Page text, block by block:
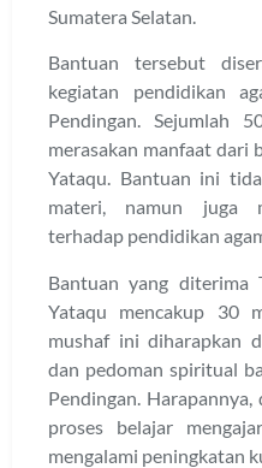
Sumatera Selatan.
Bantuan tersebut
kegiatan pendidikan
Pendingan. Sejumlah
merasakan manfaat dari
Yataqu. Bantuan ini
materi, namun juga
terhadap pendidikan
Bantuan yang diterima
Yataqu mencakup 30
mushaf ini diharapkan
dan pedoman spiritual
Pendingan. Harapannya,
proses belajar
mengalami peningkatan